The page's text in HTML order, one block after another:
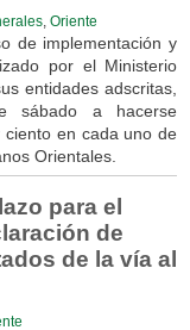
, Oriente
de implementación y
por el Ministerio
entidades adscritas,
sábado a hacerse
en cada uno de
Orientales.
para el
de
de la vía al